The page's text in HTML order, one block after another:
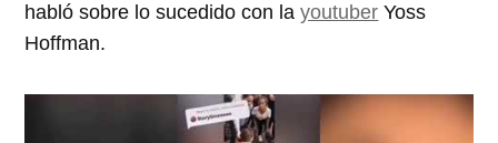
habló sobre lo sucedido con layoutuber Yoss
Hoffman.